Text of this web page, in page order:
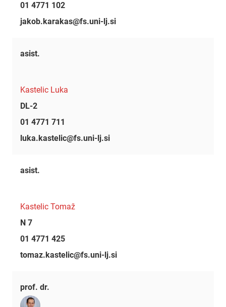
01 4771 102
jakob.karakas@fs.uni-lj.si
asist.
Kastelic Luka
DL-2
01 4771 711
luka.kastelic@fs.uni-lj.si
asist.
Kastelic Tomaž
N 7
01 4771 425
tomaz.kastelic@fs.uni-lj.si
prof. dr.